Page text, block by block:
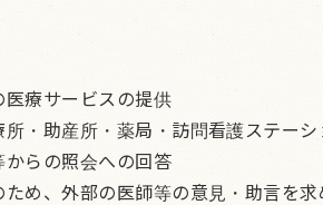
医療サービスの提供
所・助産所・薬局・訪問看護ステー
からの照会への回答
ため、外部の医師等の意見・助言を求